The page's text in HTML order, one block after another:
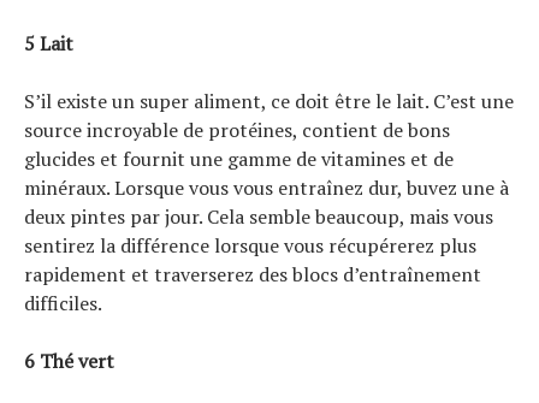
5 Lait
S’il existe un super aliment, ce doit être le lait. C’est une
source incroyable de protéines, contient de bons
glucides et fournit une gamme de vitamines et de
minéraux. Lorsque vous vous entraînez dur, buvez une à
deux pintes par jour. Cela semble beaucoup, mais vous
sentirez la différence lorsque vous récupérerez plus
rapidement et traverserez des blocs d’entraînement
difficiles.
6 Thé vert